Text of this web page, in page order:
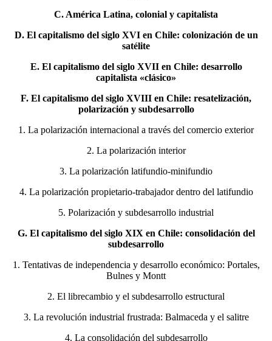
C. América Latina, colonial y capitalista
D. El capitalismo del siglo XVI en Chile: colonización de un
satélite
E. El capitalismo del siglo XVII en Chile: desarrollo
capitalista «clásico»
F. El capitalismo del siglo XVIII en Chile: resatelización,
polarización y subdesarrollo
1. La polarización internacional a través del comercio exterior
2. La polarización interior
3. La polarización latifundio-minifundio
4. La polarización propietario-trabajador dentro del latifundio
5. Polarización y subdesarrollo industrial
G. El capitalismo del siglo XIX en Chile: consolidación del
subdesarrollo
1. Tentativas de independencia y desarrollo económico: Portales,
Bulnes y Montt
2. El librecambio y el subdesarrollo estructural
3. La revolución industrial frustrada: Balmaceda y el salitre
4. La consolidación del subdesarrollo